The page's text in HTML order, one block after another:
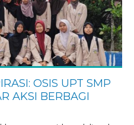
OSIS UPT SMP
AKSI BERBAGI